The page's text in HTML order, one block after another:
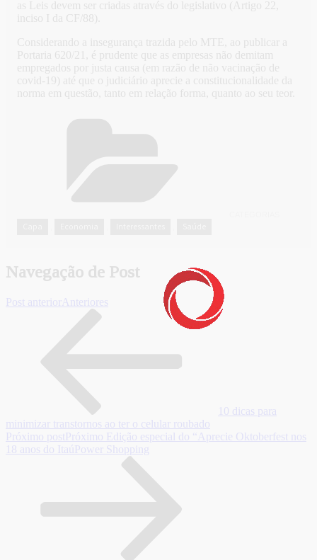
as Leis devem ser criadas através do legislativo (Artigo 22,
inciso I da CF/88).
Considerando a insegurança trazida pelo MTE, ao publicar a
Portaria 620/21, é prudente que as empresas não demitam
empregados por justa causa (em razão de não vacinação de
covid-19) até que o judiciário aprecie a constitucionalidade da
norma em questão, tanto em relação forma, quanto ao seu teor.
Navegação de Post
Post anterior Anteriores
10 dicas para
minimizar transtornos ao ter o celular roubado
Próximo post Próximo Edição especial do “Aprecie Oktoberfest nos
18 anos do ItaúPower Shopping